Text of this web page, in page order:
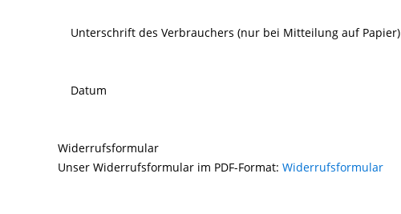
Unterschrift des Verbrauchers (nur bei Mitteilung auf Papier)
Datum
Widerrufsformular
Unser Widerrufsformular im PDF-Format: Widerrufsformular